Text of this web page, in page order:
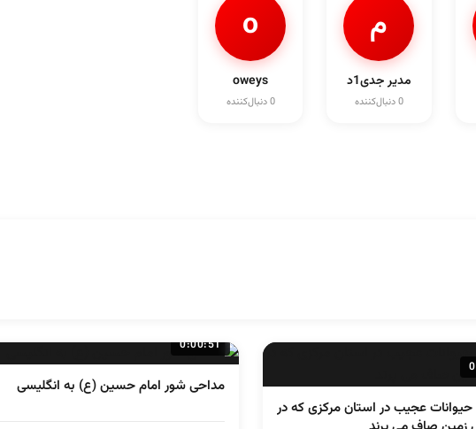
م
مدیر جدی1د
0 دنبال‌کننده
o
oweys
0 دنبال‌کننده
حیوانات عجیب در استان مرکزی که در
0:00:51
مداحی شور امام حسین (ع) به انگلیسی